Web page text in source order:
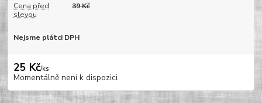
Cena před
slevou
39 Kč
Nejsme plátci DPH
25 Kč/ks
Momentálně není k dispozici